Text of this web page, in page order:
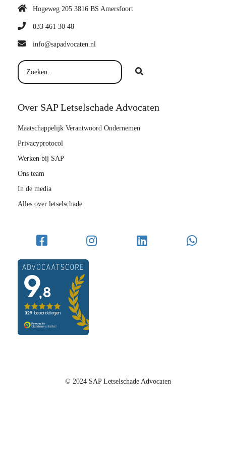
Hogeweg 205 3816 BS Amersfoort
033 461 30 48
info@sapadvocaten.nl
Over SAP Letselschade Advocaten
Maatschappelijk Verantwoord Ondernemen
Privacyprotocol
Werken bij SAP
Ons team
In de media
Alles over letselschade
© 2024 SAP Letselschade Advocaten